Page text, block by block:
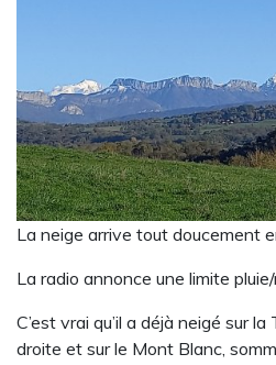
La neige arrive tout doucement
La radio annonce une limite
C’est vrai qu’il a déjà neigé sur
droite et sur le Mont Blanc,